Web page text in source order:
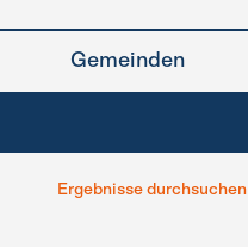
Gemeinden
Ergebnisse durchsuchen